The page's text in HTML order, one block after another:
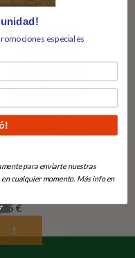
En Stock
€
Añadir Al Carrito
especiales
para enviarte nuestras
cualquier momento. Más info en